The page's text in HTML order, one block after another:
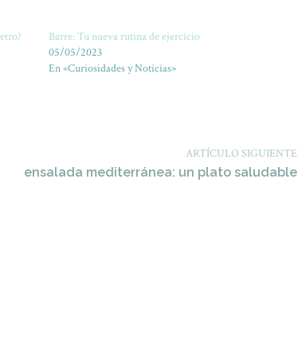
Barre: Tu nueva rutina de ejercicio
05/05/2023
En «Curiosidades y Noticias»
ARTÍCULO SIGUIENTE
ensalada mediterránea: un plato saludable